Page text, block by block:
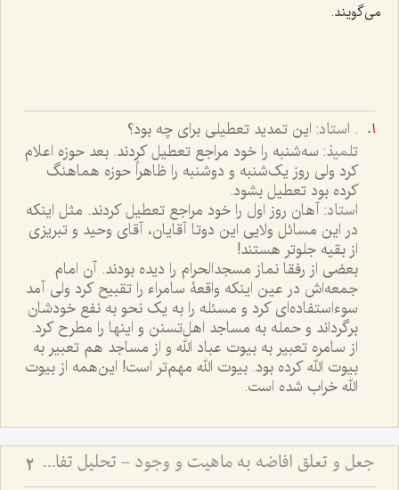
می‌گویند.
. استاد: این تمدید تعطیلی برای چه بود؟
تلمیذ: سه‌شنبه را خود مراجع تعطیل کردند. بعد حوزه اعلام
کرد ولی روز یک‌شنبه و دوشنبه را ظاهراً حوزه هماهنگ
کرده بود تعطیل بشود.
استاد: آهان روز اول را خود مراجع تعطیل کردند. مثل اینکه
در این مسائل ولایی این دوتا آقایان، آقای وحید و تبریزی
از بقیه جلوتر هستند!
بعضی از رفقا نماز مسجدالحرام را دیده بودند. آن امام
جمعه‌اش در عین اینکه واقعۀ سامراء را تقبیح کرد ولی آمد
سوءاستفاده‌ای کرد و مسئله را به یک نحو به نفع خودشان
برگرداند و حمله به مساجد اهل‌تسنن و اینها را مطرح کرد.
از سامره تعبیر به بیوت عباد الله و از مساجد هم تعبیر به
بیوت الله کرده بود. بیوت الله مهم‌تر است! این‌همه از بیوت
الله خراب شده است.
جعل و تعلق افاضه به ماهیت و وجود - تحلیل تفاوت جعل بسیط و مرکب در تصور و تصدیق 2